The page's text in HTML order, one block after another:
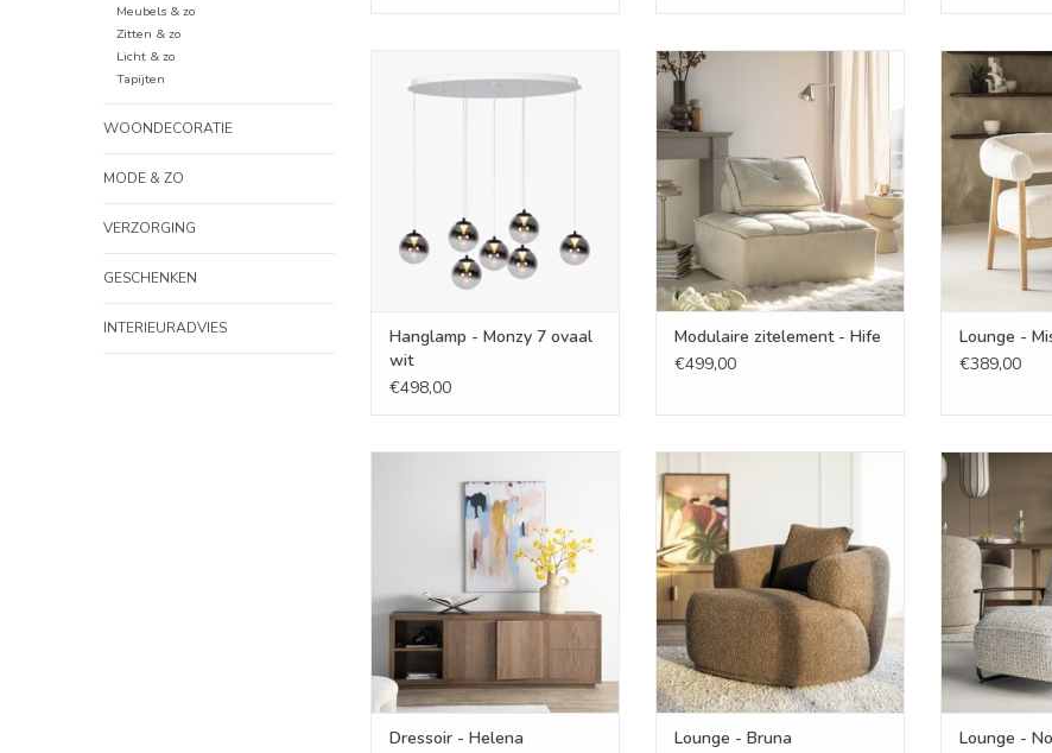
Meubels & zo
Zitten & zo
Licht & zo
Tapijten
WOONDECORATIE
MODE & ZO
VERZORGING
GESCHENKEN
INTERIEURADVIES
TOEVOEGEN AAN WINKELWAGEN
Hanglamp - Monzy 7 ovaal
wit
€498,00
Modulaire zitelement - Hife
TOEVOEGEN AAN WINKELWAGEN
Modulaire zitelement - Hife
€499,00
TOEVOEGEN
Lounge -
€389,00
TOEVOEGEN AAN WINKELWAGEN
Dressoir - Helena
TOEVOEGEN AAN WINKELWAGEN
Lounge - Bruna
TOEVOEGEN
Lounge -